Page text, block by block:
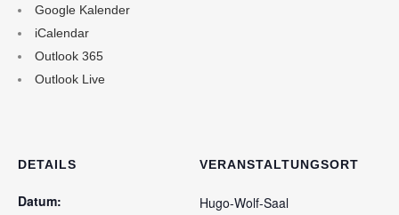
Google Kalender
iCalendar
Outlook 365
Outlook Live
DETAILS
Datum:
VERANSTALTUNGSORT
Hugo-Wolf-Saal